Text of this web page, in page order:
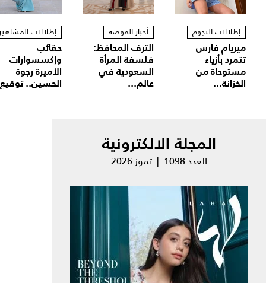
إطلالات النجوم
ميريام فارس
تتمرد بأزياء
مستوحاة من
الخزانة...
أخبار الموضة
الترف المحافظ:
فلسفة المرأة
السعودية في
عالم...
إطلالات
حقائب
وإكسسوارات
الأميرة رجوة
الحسين..
المجلة الالكترونية
العدد 1098 | تموز 2026